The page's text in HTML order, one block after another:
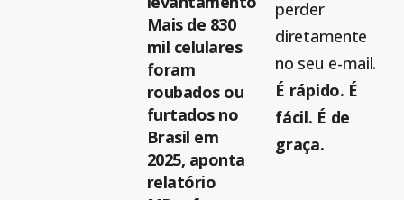
Mais de 830
mil celulares
foram
roubados ou
furtados no
Brasil em
2025, aponta
relatório
perder
diretamente
no seu e-mail.
É rápido. É
fácil. É de
graça.